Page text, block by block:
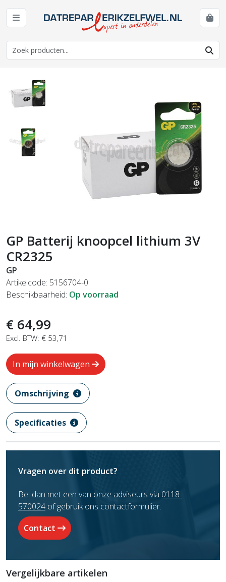
GP Batterij knoopcel lithium 3V
CR2325
GP
Artikelcode: 5156704-0
Beschikbaarheid: Op voorraad
€ 64,99
Excl. BTW: € 53,71
In mijn winkelwagen
Omschrijving
Specificaties
Vragen over dit product?
Bel dan met een van onze adviseurs via 0118-
570024 of gebruik ons contactformulier.
Contact
Vergelijkbare artikelen